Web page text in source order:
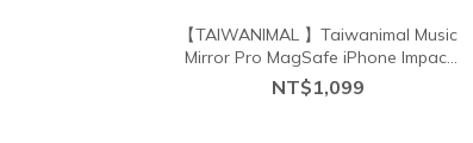
【TAIWANIMAL 】Taiwanimal Music
Mirror Pro MagSafe iPhone Impact
Case
NT$1,099